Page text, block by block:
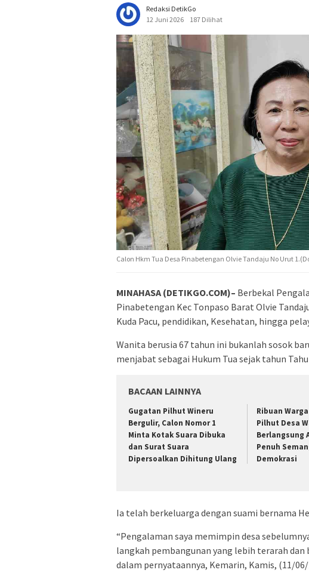
Redaksi DetikGo
12 Juni 2026
187 Dilihat
Calon Hkm Tua Desa Pinabetengan Olvie Tandaju No Urut
MINAHASA (DETIKGO.COM)– Berbekal
Pinabetengan Kec Tonpaso Barat Olvie
Kuda Pacu, pendidikan, Kesehatan, hingga
Wanita berusia 67 tahun ini bukanlah sosok
menjabat sebagai Hukum Tua sejak tahun
BACAAN LAINNYA
Gugatan Pilhut Wineru
Bergulir, Calon Nomor 1
Minta Kotak Suara Dibuka
dan Surat Suara
Dipersoalkan Dihitung Ulang
Ribuan
Pilhut Desa
Berlangsung
Penuh
Demokrasi
Ia telah berkeluarga dengan suami bernama
“Pengalaman saya memimpin desa
langkah pembangunan yang lebih terarah
dalam pernyataannya, Kemarin, Kamis, (11/06/